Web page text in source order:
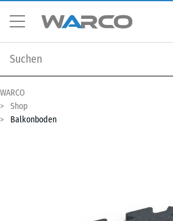
WARCO
Shop
Balkonboden